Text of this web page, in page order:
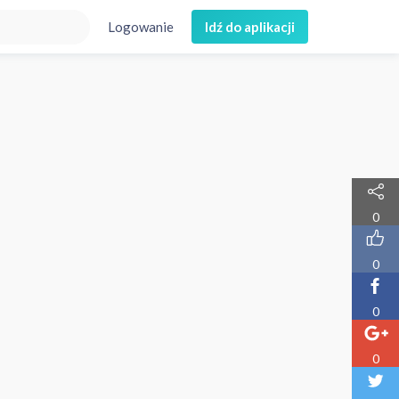
Logowanie Idź do aplikacji
0
0
0
0